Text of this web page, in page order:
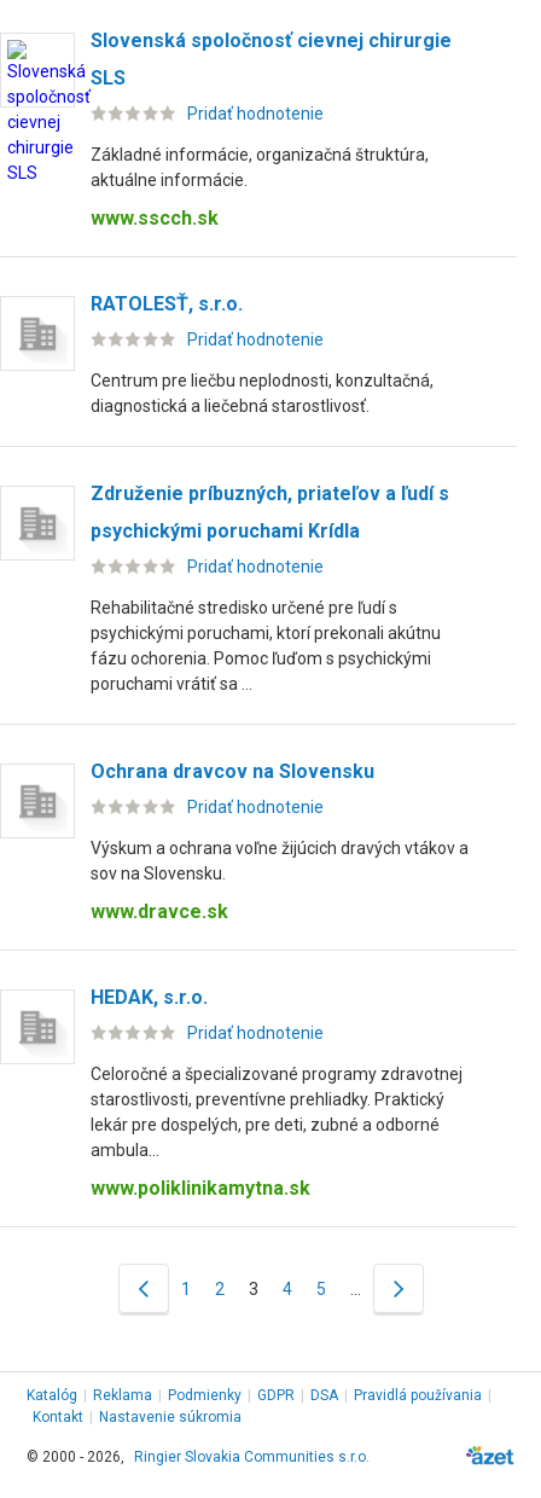
Slovenská spoločnosť cievnej chirurgie
SLS
Pridať hodnotenie
Základné informácie, organizačná štruktúra,
aktuálne informácie.
www.sscch.sk
RATOLESŤ, s.r.o.
Pridať hodnotenie
Centrum pre liečbu neplodnosti, konzultačná,
diagnostická a liečebná starostlivosť.
Združenie príbuzných, priateľov a ľudí s
psychickými poruchami Krídla
Pridať hodnotenie
Rehabilitačné stredisko určené pre ľudí s
psychickými poruchami, ktorí prekonali akútnu
fázu ochorenia. Pomoc ľuďom s psychickými
poruchami vrátiť sa ...
Ochrana dravcov na Slovensku
Pridať hodnotenie
Výskum a ochrana voľne žijúcich dravých vtákov a
sov na Slovensku.
www.dravce.sk
HEDAK, s.r.o.
Pridať hodnotenie
Celoročné a špecializované programy zdravotnej
starostlivosti, preventívne prehliadky. Praktický
lekár pre dospelých, pre deti, zubné a odborné
ambula...
www.poliklinikamytna.sk
1 2 3 4 5
Katalóg Reklama Podmienky GDPR DSA Pravidlá používania
Kontakt
Nastavenie súkromia
© 2000 - 2026, Ringier Slovakia Communities s.r.o.